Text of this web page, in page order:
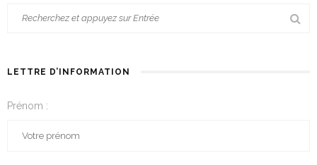
LETTRE D’INFORMATION
Prénom :